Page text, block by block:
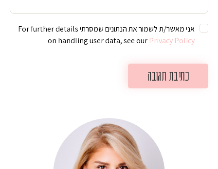
אני מאשר/ת לשמור את הנתונים שמסרתי For further details
on handling user data, see our Privacy Policy